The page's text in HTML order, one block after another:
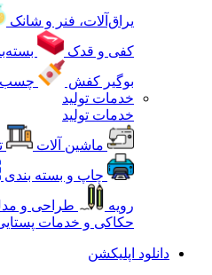
یراق‌آلات، فنر و شانک
کفی و قدک
بوگیر کفش
چسب
خدمات تولید
خدمات تولید
ماشین آلات
چاپ و بسته بندی
رویه
طراحی و
حکاکی و خدمات
دانلود اپلیکشن